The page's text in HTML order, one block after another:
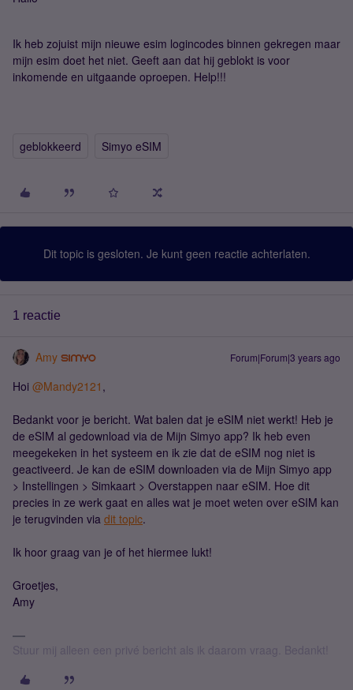
Ik heb zojuist mijn nieuwe esim logincodes binnen gekregen maar
mijn esim doet het niet. Geeft aan dat hij geblokt is voor
inkomende en uitgaande oproepen. Help!!!
geblokkeerd Simyo eSIM
Dit topic is gesloten. Je kunt geen reactie achterlaten.
1 reactie
Amy Forum|Forum|3 years ago
Hoi @Mandy2121 ,
Bedankt voor je bericht. Wat balen dat je eSIM niet werkt! Heb je
de eSIM al gedownload via de Mijn Simyo app? Ik heb even
meegekeken in het systeem en ik zie dat de eSIM nog niet is
geactiveerd. Je kan de eSIM downloaden via de Mijn Simyo app
> Instellingen > Simkaart > Overstappen naar eSIM. Hoe dit
precies in ze werk gaat en alles wat je moet weten over eSIM kan
je terugvinden via dit topic.
Ik hoor graag van je of het hiermee lukt!
Groetjes,
Amy
Stuur mij alleen een privé bericht als ik daarom vraag. Bedankt!